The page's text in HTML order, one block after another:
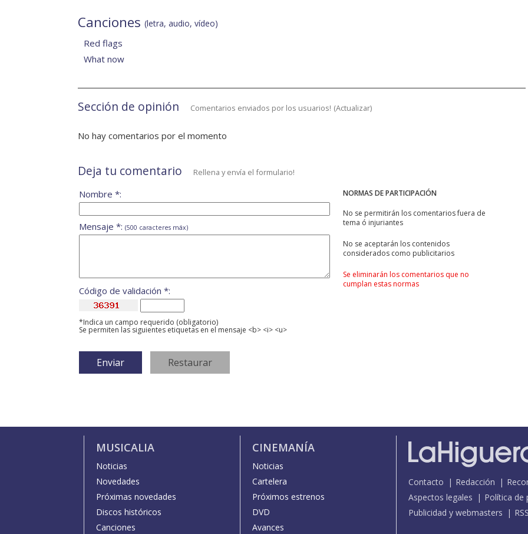
Canciones (letra, audio, vídeo)
Red flags
What now
Sección de opinión Comentarios enviados por los usuarios! (Actualizar)
No hay comentarios por el momento
Deja tu comentario Rellena y envía el formulario!
NORMAS DE PARTICIPACIÓN
No se permitirán los comentarios fuera de
tema ó injuriantes
No se aceptarán los contenidos
considerados como publicitarios
Se eliminarán los comentarios que no
cumplan estas normas
Nombre *:
Mensaje *: (500 caracteres máx)
Código de validación *:
*Indica un campo requerido (obligatorio)
Se permiten las siguientes etiquetas en el mensaje <b> <i> <u>
MUSICALIA
Noticias
Novedades
Próximas novedades
Discos históricos
Canciones
CINEMANÍA
Noticias
Cartelera
Próximos estrenos
DVD
Avances
Contacto Redacción
Aspectos legales
Política de
Publicidad y webmasters